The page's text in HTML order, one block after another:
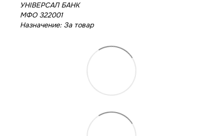
УНІВЕРСАЛ БАНК
МФО 322001
Назначение: За товар